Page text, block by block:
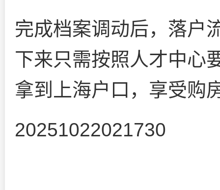
完成档案调动后，落户
下来只需按照人才中心
拿到上海户口，享受购
20251022021730